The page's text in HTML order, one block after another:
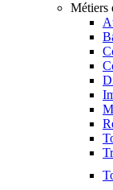
Métiers